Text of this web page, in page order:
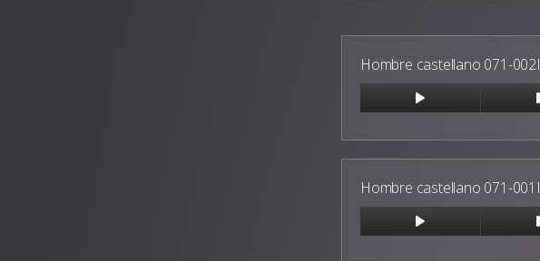
Hombre castellano 071-002I
Hombre castellano 071-001I